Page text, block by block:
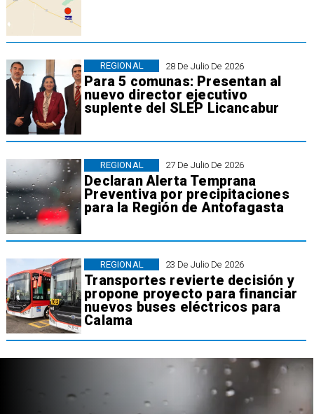
28 De Julio De 2026
Para 5 comunas: Presentan al
nuevo director ejecutivo
suplente del SLEP Licancabur
REGIONAL
27 De Julio De 2026
Declaran Alerta Temprana
Preventiva por precipitaciones
para la Región de Antofagasta
REGIONAL
23 De Julio De 2026
Transportes revierte decisión y
propone proyecto para financiar
nuevos buses eléctricos para
Calama
REGIONAL